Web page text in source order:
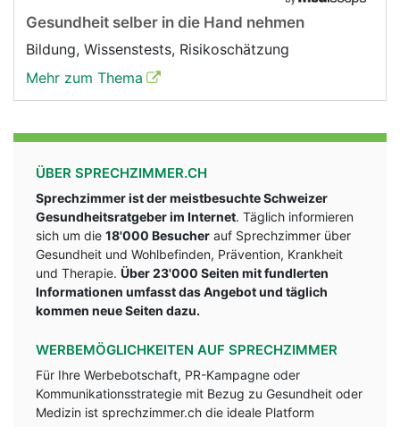
Gesundheit selber in die Hand nehmen
Bildung, Wissenstests, Risikoschätzung
Mehr zum Thema
ÜBER SPRECHZIMMER.CH
Sprechzimmer ist der meistbesuchte Schweizer
Gesundheitsratgeber im Internet. Täglich informieren
sich um die 18'000 Besucher auf Sprechzimmer über
Gesundheit und Wohlbefinden, Prävention, Krankheit
und Therapie. Über 23'000 Seiten mit fundlerten
Informationen umfasst das Angebot und täglich
kommen neue Seiten dazu.
WERBEMÖGLICHKEITEN AUF SPRECHZIMMER
Für Ihre Werbebotschaft, PR-Kampagne oder
Kommunikationsstrategie mit Bezug zu Gesundheit oder
Medizin ist sprechzimmer.ch die ideale Platform